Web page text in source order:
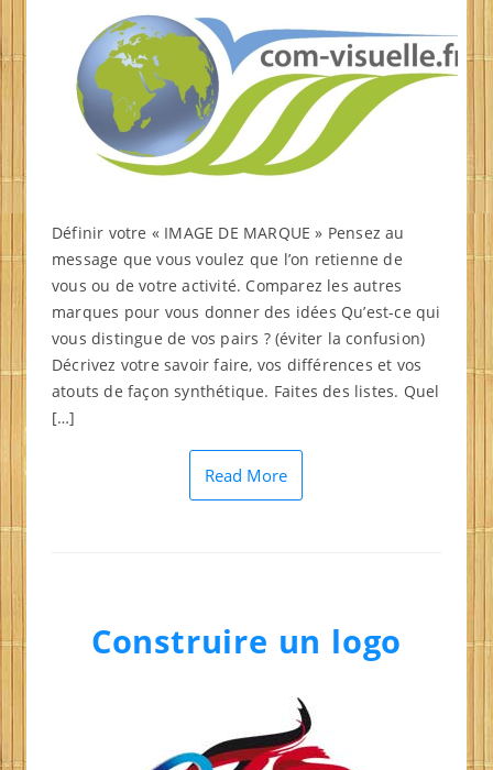
Définir votre « IMAGE DE MARQUE » Pensez au
message que vous voulez que l’on retienne de
vous ou de votre activité. Comparez les autres
marques pour vous donner des idées Qu’est-ce qui
vous distingue de vos pairs ? (éviter la confusion)
Décrivez votre savoir faire, vos différences et vos
atouts de façon synthétique. Faites des listes. Quel
[…]
Read More
Construire un logo